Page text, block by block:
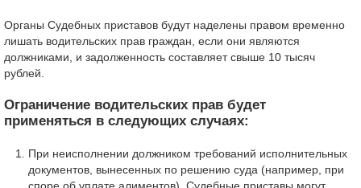
Органы Судебных приставов будут наделены правом временно
лишать водительских прав граждан, если они являются
должниками, и задолженность составляет свыше 10 тысяч
рублей.
Ограничение водительских прав будет
применяться в следующих случаях:
При неисполнении должником требований исполнительных
документов, вынесенных по решению суда (например, при